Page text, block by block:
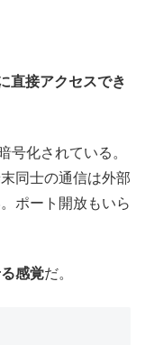
直接アクセスでき
号化されている。
同士の通信は外部
ポート開放もいら
感覚だ。